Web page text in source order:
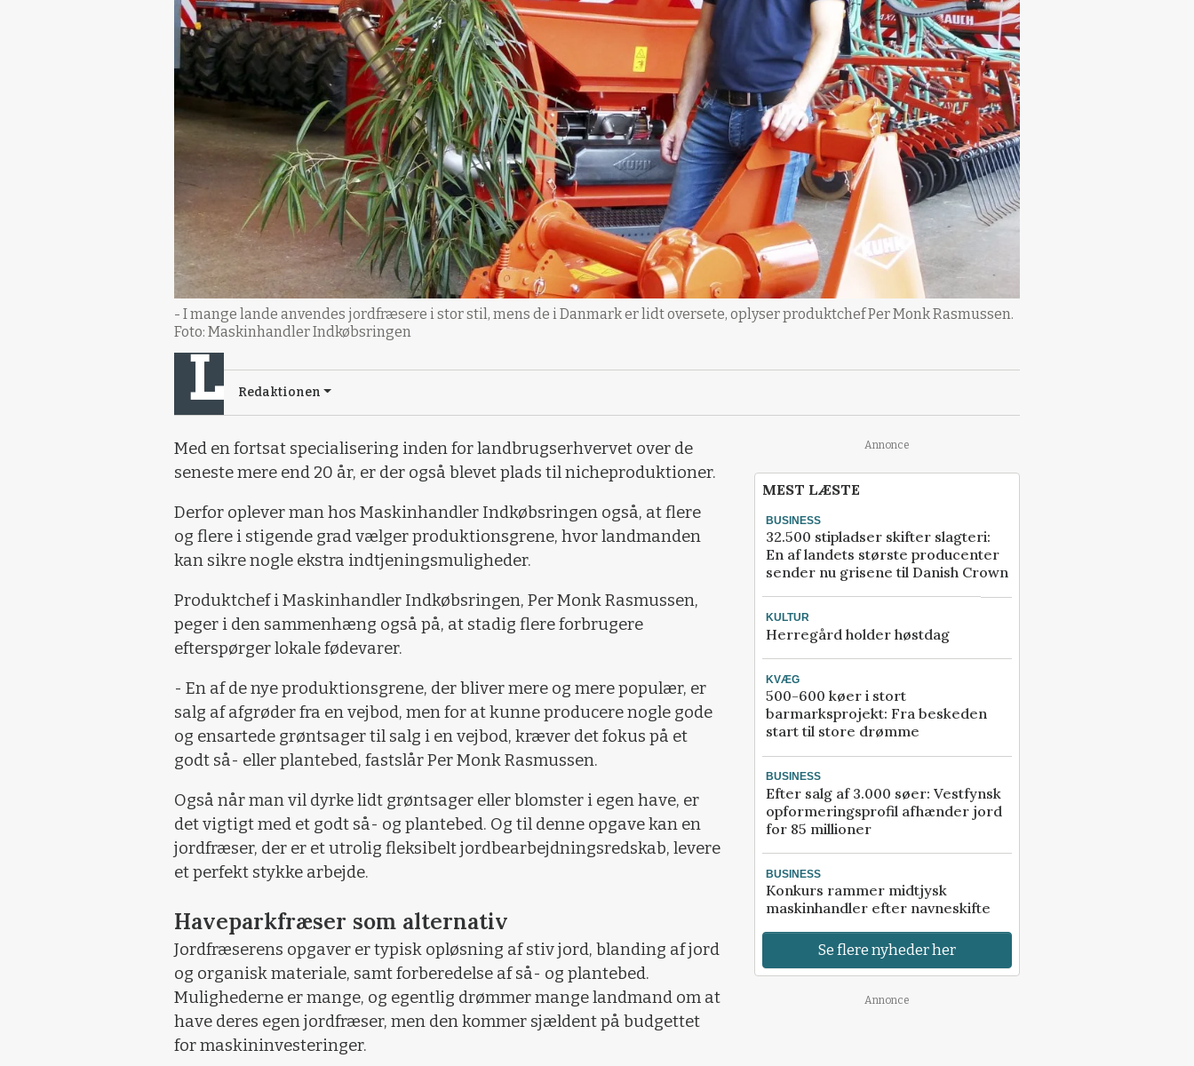
- I mange lande anvendes jordfræsere i stor stil, mens de i Danmark er lidt oversete, oplyser produktchef Per Monk Rasmussen.
Foto: Maskinhandler Indkøbsringen
Redaktionen
Med en fortsat specialisering inden for landbrugserhvervet over de
seneste mere end 20 år, er der også blevet plads til nicheproduktioner.
Derfor oplever man hos Maskinhandler Indkøbsringen også, at flere
og flere i stigende grad vælger produktionsgrene, hvor landmanden
kan sikre nogle ekstra indtjeningsmuligheder.
Produktchef i Maskinhandler Indkøbsringen, Per Monk Rasmussen,
peger i den sammenhæng også på, at stadig flere forbrugere
efterspørger lokale fødevarer.
- En af de nye produktionsgrene, der bliver mere og mere populær, er
salg af afgrøder fra en vejbod, men for at kunne producere nogle gode
og ensartede grøntsager til salg i en vejbod, kræver det fokus på et
godt så- eller plantebed, fastslår Per Monk Rasmussen.
Også når man vil dyrke lidt grøntsager eller blomster i egen have, er
det vigtigt med et godt så- og plantebed. Og til denne opgave kan en
jordfræser, der er et utrolig fleksibelt jordbearbejdningsredskab, levere
et perfekt stykke arbejde.
Haveparkfræser som alternativ
Jordfræserens opgaver er typisk opløsning af stiv jord, blanding af jord
og organisk materiale, samt forberedelse af så- og plantebed.
Mulighederne er mange, og egentlig drømmer mange landmand om at
have deres egen jordfræser, men den kommer sjældent på budgettet
for maskininvesteringer.
Annonce
MEST LÆSTE
BUSINESS
32.500 stipladser skifter slagteri:
En af landets største producenter
sender nu grisene til Danish Crown
KULTUR
Herregård holder høstdag
KVÆG
500-600 køer i stort
barmarksprojekt: Fra beskeden
start til store drømme
BUSINESS
Efter salg af 3.000 søer: Vestfynsk
opformeringsprofil afhænder jord
for 85 millioner
BUSINESS
Konkurs rammer midtjysk
maskinhandler efter navneskifte
Se flere nyheder her
Annonce